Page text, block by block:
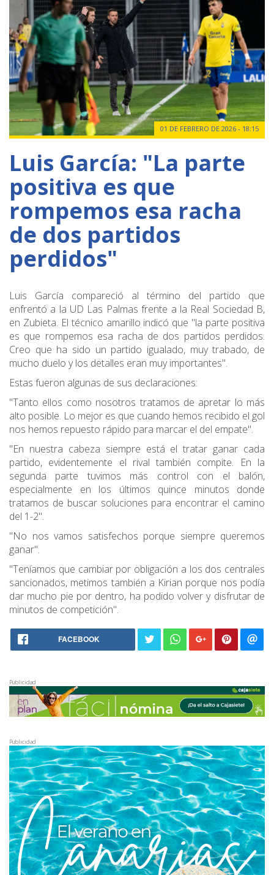
01 DE FEBRERO DE 2026 - 18:15
Luis García: "La parte
positiva es que
rompemos esa racha
de dos partidos
perdidos"
Luis García compareció al término del partido que
enfrentó a la UD Las Palmas frente a la Real Sociedad B,
en Zubieta. El técnico amarillo indicó que "la parte positiva
es que rompemos esa racha de dos partidos perdidos.
Creo que ha sido un partido igualado, muy trabado, de
mucho duelo y los detalles eran muy importantes".
Estas fueron algunas de sus declaraciones:
"Tanto ellos como nosotros tratamos de apretar lo más
alto posible. Lo mejor es que cuando hemos recibido el gol
nos hemos repuesto rápido para marcar el del empate".
"En nuestra cabeza siempre está el tratar ganar cada
partido, evidentemente el rival también compite. En la
segunda parte tuvimos más control con el balón,
especialmente en los últimos quince minutos donde
tratamos de buscar soluciones para encontrar el camino
del 1-2".
"No nos vamos satisfechos porque siempre queremos
ganar".
"Teníamos que cambiar por obligación a los dos centrales
sancionados, metimos también a Kirian porque nos podía
dar mucho pie por dentro, ha podido volver y disfrutar de
minutos de competición".
FACEBOOK
Publicidad
Publicidad